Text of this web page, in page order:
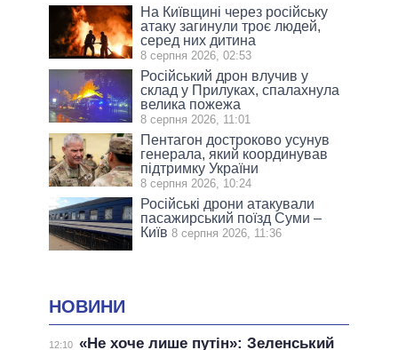
На Київщині через російську
атаку загинули троє людей,
серед них дитина
8 серпня 2026, 02:53
Російський дрон влучив у
склад у Прилуках, спалахнула
велика пожежа
8 серпня 2026, 11:01
Пентагон достроково усунув
генерала, який координував
підтримку України
8 серпня 2026, 10:24
Російські дрони атакували
пасажирський поїзд Суми –
Київ 8 серпня 2026, 11:36
НОВИНИ
12:10 «Не хоче лише путін»: Зеленський